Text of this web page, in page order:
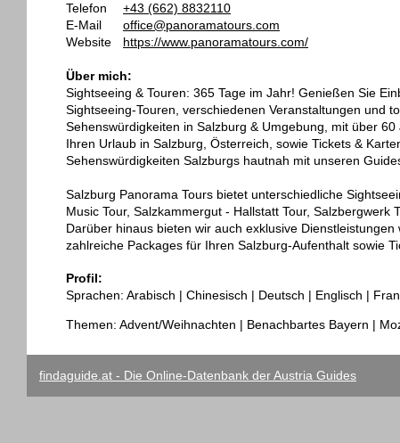
Telefon
+43 (662) 8832110
E-Mail
office@panoramatours.com
Website
https://www.panoramatours.com/
Über mich:
Sightseeing & Touren: 365 Tage im Jahr! Genießen Sie
Sightseeing-Touren, verschiedenen Veranstaltungen und
Sehenswürdigkeiten in Salzburg & Umgebung, mit über
Ihren Urlaub in Salzburg, Österreich, sowie Tickets &
Sehenswürdigkeiten Salzburgs hautnah mit unseren
Salzburg Panorama Tours bietet unterschiedliche
Music Tour, Salzkammergut - Hallstatt Tour, Salzbergwerk
Darüber hinaus bieten wir auch exklusive
zahlreiche Packages für Ihren Salzburg-Aufenthalt sowie
Profil:
Sprachen: Arabisch | Chinesisch | Deutsch | Englisch |
Themen: Advent/Weihnachten | Benachbartes Bayern |
findaguide.at - Die Online-Datenbank der Austria Guides